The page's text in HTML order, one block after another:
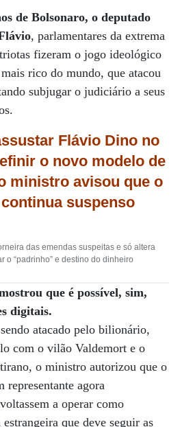
de Bolsonaro, o deputado
, parlamentares da extrema
fizeram o jogo ideológico
rico do mundo, que atacou
subjugar o judiciário a seus
Flávio Dino no
o novo modelo de
ministro avisou que o
suspenso
das emendas suspeitas e só altera
o “padrinho” e destino do dinheiro
que é possível, sim,
digitais.
atacado pelo bilionário,
com o vilão Valdemort e o
o ministro autorizou que o
representante agora
a operar como
que deve seguir as